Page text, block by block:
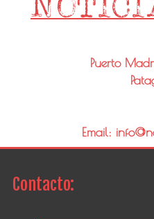
Puerto
Email:
Contacto: